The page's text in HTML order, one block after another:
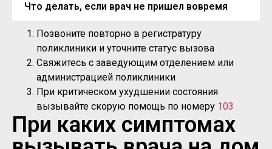
Что делать, если врач не пришел вовремя
Позвоните повторно в регистратуру
поликлиники и уточните статус вызова
Свяжитесь с заведующим отделением или
администрацией поликлиники
При критическом ухудшении состояния
вызывайте скорую помощь по номеру 103
При каких симптомах